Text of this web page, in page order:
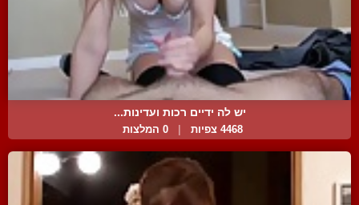
יש לה ידיים רכות ועדינות...
4468 צפיות 0 המלצות